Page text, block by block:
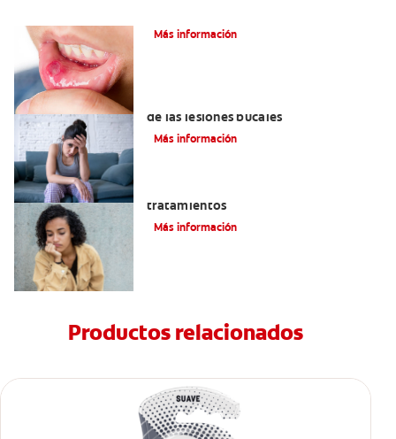
Más información
de las lesiones bucales
Más información
tratamientos
Más información
Productos relacionados